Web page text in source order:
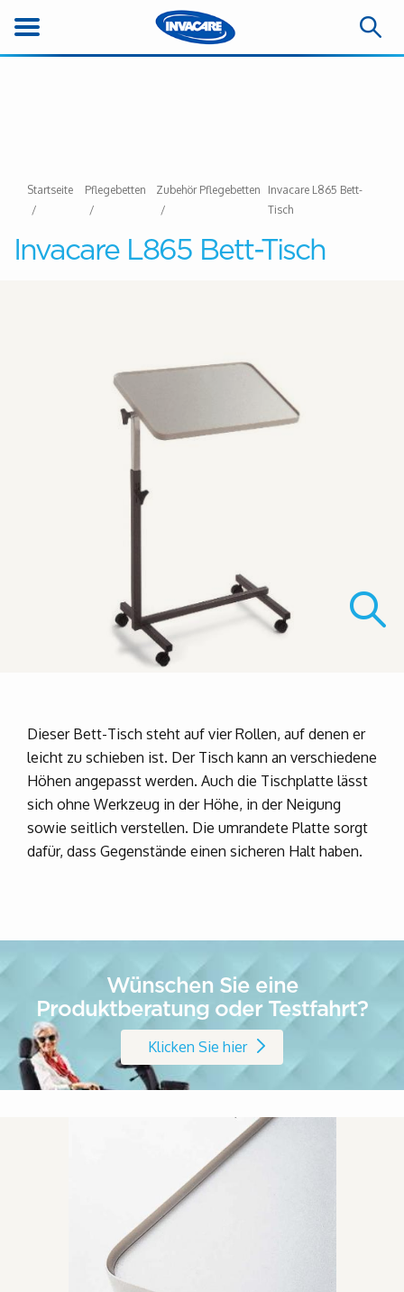
Startseite Pflegebetten Zubehör Pflegebetten
Invacare L865 Bett-
Tisch
Invacare L865 Bett-Tisch
Dieser Bett-Tisch steht auf vier Rollen, auf denen er
leicht zu schieben ist. Der Tisch kann an verschiedene
Höhen angepasst werden. Auch die Tischplatte lässt
sich ohne Werkzeug in der Höhe, in der Neigung
sowie seitlich verstellen. Die umrandete Platte sorgt
dafür, dass Gegenstände einen sicheren Halt haben.
Wünschen Sie eine
Produktberatung oder Testfahrt?
Klicken Sie hier